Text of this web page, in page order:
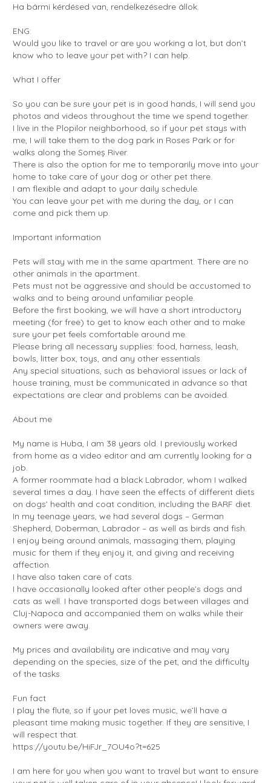
Ha bármi kérdésed van, rendelkezésedre állok.
ENG:
Would you like to travel or are you working a lot, but don’t
know who to leave your pet with? I can help.
What I offer
So you can be sure your pet is in good hands, I will send you
photos and videos throughout the time we spend together.
I live in the Plopilor neighborhood, so if your pet stays with
me, I will take them to the dog park in Roses Park or for
walks along the Someș River.
There is also the option for me to temporarily move into your
home to take care of your dog or other pet there.
I am flexible and adapt to your daily schedule.
You can leave your pet with me during the day, or I can
come and pick them up.
Important information
Pets will stay with me in the same apartment. There are no
other animals in the apartment.
Pets must not be aggressive and should be accustomed to
walks and to being around unfamiliar people.
Before the first booking, we will have a short introductory
meeting (for free) to get to know each other and to make
sure your pet feels comfortable around me.
Please bring all necessary supplies: food, harness, leash,
bowls, litter box, toys, and any other essentials.
Any special situations, such as behavioral issues or lack of
house training, must be communicated in advance so that
expectations are clear and problems can be avoided.
About me
My name is Huba, I am 38 years old. I previously worked
from home as a video editor and am currently looking for a
job.
A former roommate had a black Labrador, whom I walked
several times a day. I have seen the effects of different diets
on dogs’ health and coat condition, including the BARF diet.
In my teenage years, we had several dogs – German
Shepherd, Doberman, Labrador – as well as birds and fish.
I enjoy being around animals, massaging them, playing
music for them if they enjoy it, and giving and receiving
affection.
I have also taken care of cats.
I have occasionally looked after other people’s dogs and
cats as well. I have transported dogs between villages and
Cluj-Napoca and accompanied them on walks while their
owners were away.
My prices and availability are indicative and may vary
depending on the species, size of the pet, and the difficulty
of the tasks.
Fun fact
I play the flute, so if your pet loves music, we’ll have a
pleasant time making music together. If they are sensitive, I
will respect that.
https://youtu.be/HiFJr_7OU4o?t=625
I am here for you when you want to travel but want to ensure